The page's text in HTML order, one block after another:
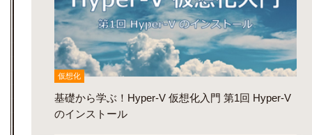
仮想化
基礎から学ぶ！Hyper-V 仮想化入門 第1回 Hyper-V
のインストール